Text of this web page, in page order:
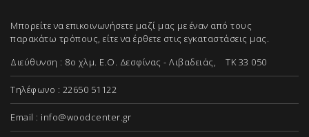
Μπορείτε να επικοινωνήσετε μαζί μας με έναν από τους
παρακάτω τρόπους, είτε να έρθετε στις εγκαταστάσεις μας.
Διεύθυνση : 8ο χλμ. Ε.Ο. Δεσφίνας - Λιβαδειάς, ΤΚ 33 050
Τηλέφωνο : 22650 51122
Email : info@woodcenter.gr